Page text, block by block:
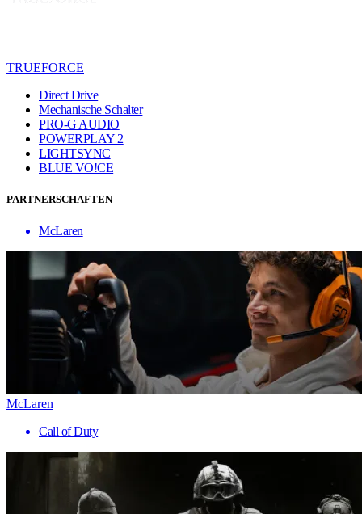
TRUEFORCE
Direct Drive
Mechanische Schalter
PRO-G AUDIO
POWERPLAY 2
LIGHTSYNC
BLUE VO!CE
PARTNERSCHAFTEN
McLaren
McLaren
Call of Duty